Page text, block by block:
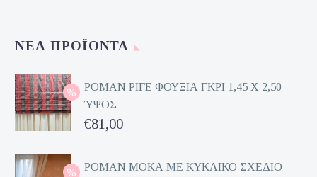
ΝΈΑ ΠΡΟΪΌΝΤΑ
ΡΟΜΑΝ ΡΙΓΕ ΦΟΥΞΙΑ ΓΚΡΙ 1,45 Χ 2,50
ΎΨΟΣ
Original
was:
€81,00
τρέχουσα
ΡΟΜΑΝ ΜΟΚΑ ΜΕ ΚΥΚΛΙΚΟ ΣΧΕΔΙΟ